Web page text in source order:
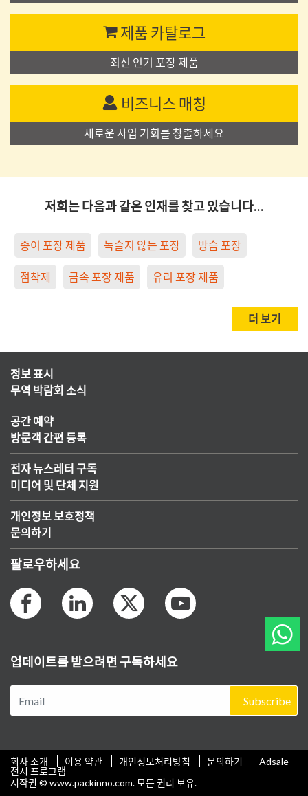
제품 카탈로그
최신 인기 포장 제품
비즈니스 매칭
새로운 사업 기회를 창출하세요
저희는 다음과 같은 인재를 찾고 있습니다…
종이 포장 제품 녹슬지 않는 포장 방습 포장
점착제 금속 포장 제품 유리 포장 제품
더 보기
정보 표시
무역 박람회 소식
공간 예약
방문객 간편 등록
전자 뉴스레터 구독
미디어 및 단체 지원
개인정보 보호정책
문의하기
팔로우하세요
업데이트를 받으려면 구독하세요
Subscribe
회사 소개 이용 약관 개인정보처리방침 문의하기
Adsale
전시 프로그램
저작권 © www.packinno.com. 모든 권리 보유.